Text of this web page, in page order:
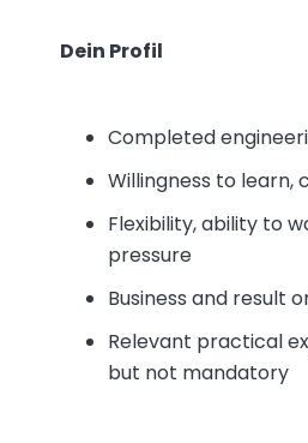
Dein Profil
Completed
Willingness to learn,
Flexibility, ability to
pressure
Business and result
Relevant practical
but not mandatory